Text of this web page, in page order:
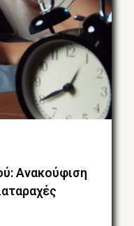
Ανακούφιση